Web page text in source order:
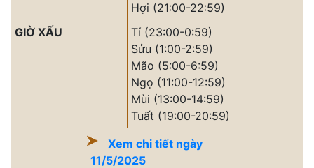
Hợi (21:00-22:59)
GIỜ XẤU
Tí (23:00-0:59)
Sửu (1:00-2:59)
Mão (5:00-6:59)
Ngọ (11:00-12:59)
Mùi (13:00-14:59)
Tuất (19:00-20:59)
Xem chi tiết ngày
11/5/2025